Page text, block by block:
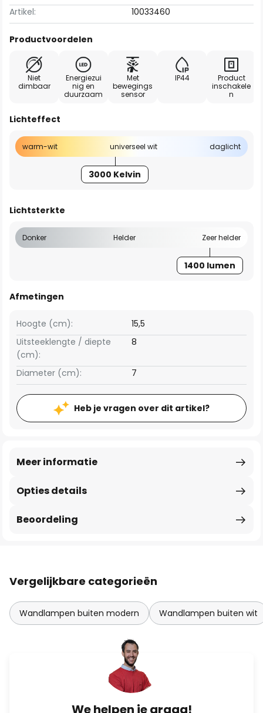
Artikel:
10033460
Productvoordelen
Niet
dimbaar
Energiezui
nig en
duurzaam
Met
bewegings
sensor
IP44
Product
inschakele
n
Lichteffect
warm-wit universeel wit daglicht
3000 Kelvin
Lichtsterkte
Donker Helder Zeer helder
1400 lumen
Afmetingen
Hoogte (cm):
15,5
Uitsteeklengte / diepte
(cm):
8
Diameter (cm): 7
Heb je vragen over dit artikel?
Opties details
Meer informatie
Beoordeling
Vergelijkbare categorieën
Wandlampen buiten modern Wandlampen buiten wit
We helpen je graag!